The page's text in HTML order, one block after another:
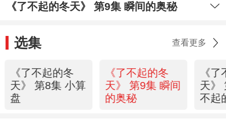
《了不起的冬天》 第9集 瞬间的奥秘
选集 查看更多
《了不起的冬
天》 第8集 小算
盘
《了不起的冬
天》 第9集 瞬间
的奥秘
《
天》
不起